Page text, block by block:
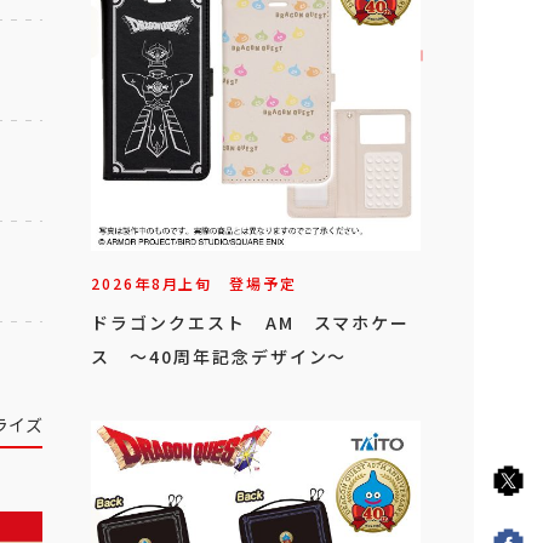
イズ
2026年8月上旬 登場予定
ドラゴンクエスト AM スマホケー
ス ～40周年記念デザイン～